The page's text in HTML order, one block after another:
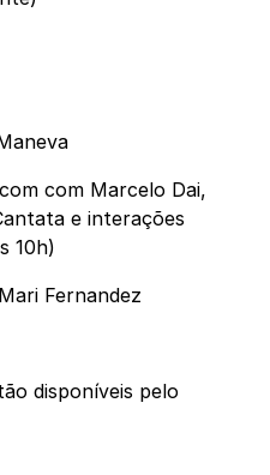
com Marcelo Dai,
e interações
10h)
Fernandez
disponíveis pelo